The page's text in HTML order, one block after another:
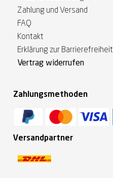
Zahlung und Versand
FAQ
Kontakt
Erklärung zur Barrierefreiheit
Vertrag widerrufen
Zahlungsmethoden
Versandpartner